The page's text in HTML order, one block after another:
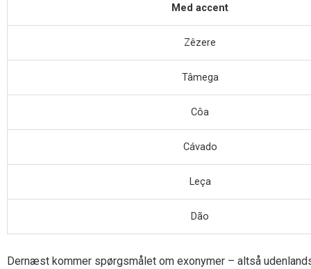
Med accent
Zêzere
Tâmega
Côa
Cávado
Leça
Dão
Dernæst kommer spørgsmålet om exonymer – altså